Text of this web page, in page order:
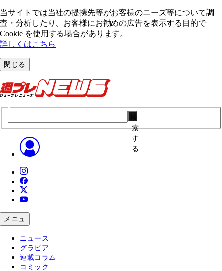
当サイトでは当社の提携先等がお客様のニーズ等について調
査・分析したり、お客様にお勧めの広告を表⽰する⽬的で
Cookie を使⽤する場合があります。
詳しくはこちら
閉じる
索
す
る
メニュ
ニュース
グラビア
連載コラム
コミック